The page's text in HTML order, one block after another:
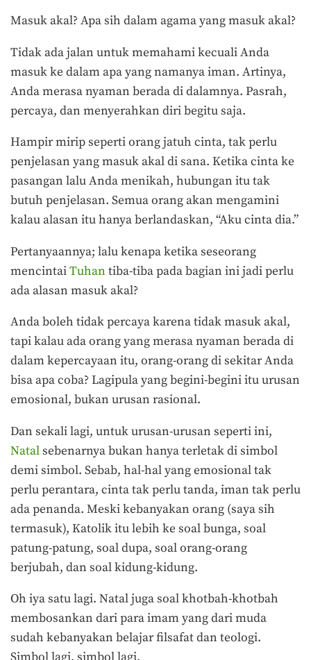
Masuk akal? Apa sih dalam agama yang masuk akal?
Tidak ada jalan untuk memahami kecuali Anda
masuk ke dalam apa yang namanya iman. Artinya,
Anda merasa nyaman berada di dalamnya. Pasrah,
percaya, dan menyerahkan diri begitu saja.
Hampir mirip seperti orang jatuh cinta, tak perlu
penjelasan yang masuk akal di sana. Ketika cinta ke
pasangan lalu Anda menikah, hubungan itu tak
butuh penjelasan. Semua orang akan mengamini
kalau alasan itu hanya berlandaskan, “Aku cinta dia.”
Pertanyaannya; lalu kenapa ketika seseorang
mencintaiTuhan tiba-tiba pada bagian ini jadi perlu
ada alasan masuk akal?
Anda boleh tidak percaya karena tidak masuk akal,
tapi kalau ada orang yang merasa nyaman berada di
dalam kepercayaan itu, orang-orang di sekitar Anda
bisa apa coba? Lagipula yang begini-begini itu urusan
emosional, bukan urusan rasional.
Dan sekali lagi, untuk urusan-urusan seperti ini,
Natalsebenarnya bukan hanya terletak di simbol
demi simbol. Sebab, hal-hal yang emosional tak
perlu perantara, cinta tak perlu tanda, iman tak perlu
ada penanda. Meski kebanyakan orang (saya sih
termasuk), Katolik itu lebih ke soal bunga, soal
patung-patung, soal dupa, soal orang-orang
berjubah, dan soal kidung-kidung.
Oh iya satu lagi. Natal juga soal khotbah-khotbah
membosankan dari para imam yang dari muda
sudah kebanyakan belajar filsafat dan teologi.